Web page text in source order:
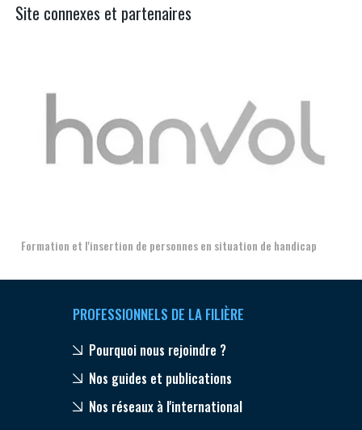
Site connexes et partenaires
Formation et l'insertion de personnes en situation de handicap
PROFESSIONNELS DE LA FILIÈRE
Pourquoi nous rejoindre ?
Nos guides et publications
Nos réseaux à l'international